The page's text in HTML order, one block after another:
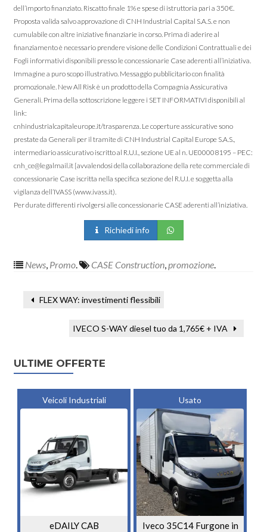
dell’importo finanziato. Riscatto finale 1% e spese di istruttoria pari a 350€.
Proposta valida salvo approvazione di CNH Industrial Capital S.A.S. e non
cumulabile con altre iniziative finanziarie in corso. Prima di aderire al
finanziamento è necessario prendere visione delle Condizioni Contrattuali e dei
Fogli informativi disponibili presso le concessionarie Case aderenti all’iniziativa.
Immagine a puro scopo illustrativo. Messaggio pubblicitario con finalità
promozionale. New All Risk è un prodotto della Compagnia Assicurativa
Generali. Prima della sottoscrizione leggere i SET INFORMATIVI disponibili al
link:
cnhindustrialcapitaleurope.it/trasparenza. Le coperture assicurative sono
prestate da Generali per il tramite di CNH Industrial Capital Europe S.A.S.,
intermediario assicurativo iscritto al R.U.I., sezione UE al n. UE00008195 – PEC:
cnh_ce@legalmail.it [avvalendosi della collaborazione della rete commerciale di
concessionarie Case iscritta nella specifica sezione del R.U.I. e soggetta alla
vigilanza dell’IVASS (www.ivass.it).
Per durate differenti rivolgersi alle concessionarie CASE aderenti all’iniziativa.
Richiedi info
News, Promo. CASE Construction,promozione.
FLEX WAY: investimenti flessibili
IVECO S-WAY diesel tuo da 1,765€ + IVA
ULTIME OFFERTE
Veicoli Industriali
eDAILY CAB
Usato
Iveco 35C14 Furgone in